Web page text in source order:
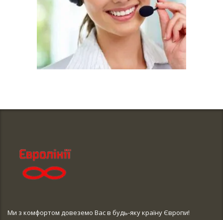
Ми з комфортом довеземо Вас в будь-яку країну Європи!